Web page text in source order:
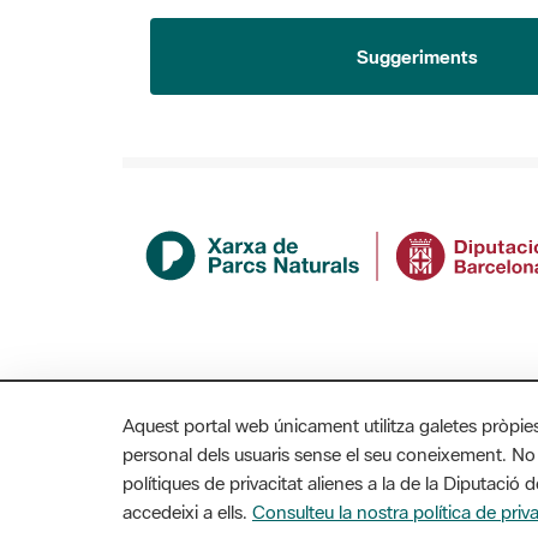
Suggeriments
Aquest portal web únicament utilitza galetes
personal dels usuaris sense el seu coneixement.
polítiques de privacitat alienes a la de la Diputació
accedeixi a ells. Consulteu la nostra política de